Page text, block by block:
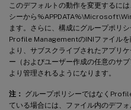
このデフォルトの動作を変更するには
シーから
ます。さらに、構成にグループポリ
Profile ManagementのINIファイル
より、サブスクライブされたアプリ
ー（およびユーザー作成の任意のサ
より管理されるようになります。
注：
グループポリシーではなく
ている場合には、ファイル内のデフ